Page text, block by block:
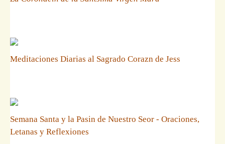
Meditaciones Diarias al Sagrado Corazn de Jess
Semana Santa y la Pasin de Nuestro Seor - Oraciones,
Letanas y Reflexiones